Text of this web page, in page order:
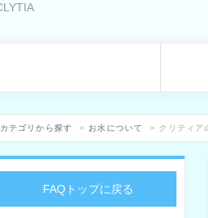
カテゴリから探す > お水について > クリティア
FAQトップに戻る